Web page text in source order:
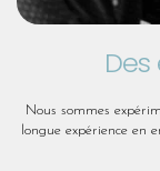
Nous sommes
longue expérience en